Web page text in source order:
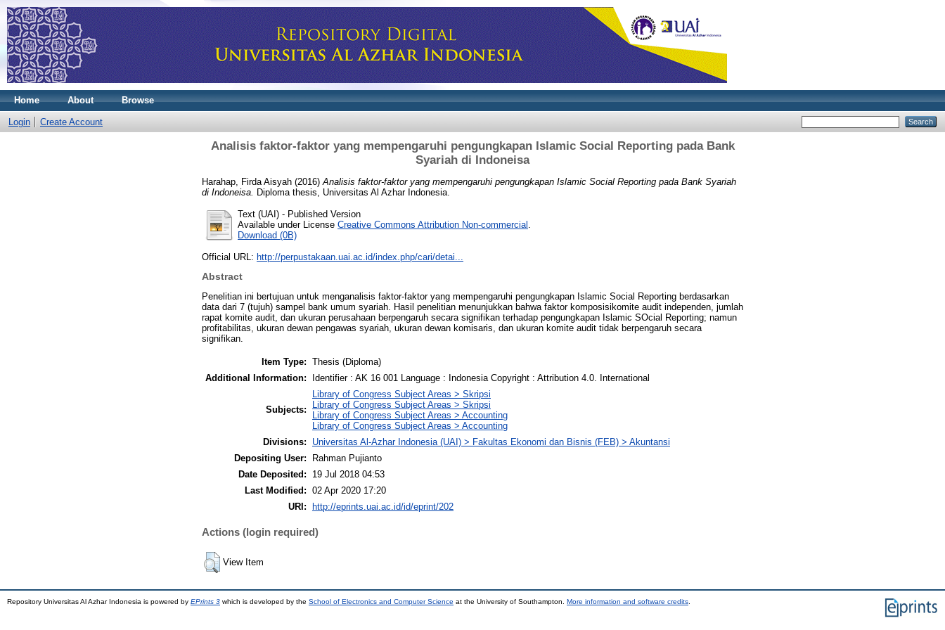
Home About Browse
Login Create Account
Analisis faktor-faktor yang mempengaruhi pengungkapan Islamic Social Reporting pada Bank
Syariah di Indoneisa
Harahap, Firda Aisyah (2016) Analisis faktor-faktor yang mempengaruhi pengungkapan Islamic Social Reporting pada Bank Syariah
di Indoneisa.
Diploma thesis, Universitas Al Azhar Indonesia.
Text (UAI) - Published Version
Available under License Creative Commons Attribution Non-commercial
Download (0B)
Official URL: http://perpustakaan.uai.ac.id/index.php/cari/detai...
Abstract
Penelitian ini bertujuan untuk menganalisis faktor-faktor yang mempengaruhi pengungkapan Islamic Social Reporting berdasarkan
data dari 7 (tujuh) sampel bank umum syariah. Hasil penelitian menunjukkan bahwa faktor komposisikomite audit independen, jumlah
rapat komite audit, dan ukuran perusahaan berpengaruh secara signifikan terhadap pengungkapan Islamic SOcial Reporting; namun
profitabilitas, ukuran dewan pengawas syariah, ukuran dewan komisaris, dan ukuran komite audit tidak berpengaruh secara
signifikan.
Item Type: Thesis (Diploma)
Additional Information:
Identifier : AK 16 001 Language : Indonesia Copyright : Attribution 4.0. International
Subjects:
Library of Congress Subject Areas > Skripsi
Library of Congress Subject Areas > Skripsi
Library of Congress Subject Areas > Accounting
Library of Congress Subject Areas > Accounting
Divisions:
Universitas Al-Azhar Indonesia (UAI) > Fakultas Ekonomi dan Bisnis (FEB) > Akuntansi
Depositing User:
Rahman Pujianto
Date Deposited:
19 Jul 2018 04:53
Last Modified: 02 Apr 2020 17:20
URI:
http://eprints.uai.ac.id/id/eprint/202
Actions (login required)
View Item
Repository Universitas Al Azhar Indonesia is powered by EPrints 3 which is developed by the School of Electronics and Computer Science at the University of Southampton. More information and software credits